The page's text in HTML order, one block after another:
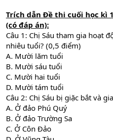
Trích dẫn Đề thi cuối học kì
(có đáp án):
Câu 1: Chị Sáu tham gia hoạt
nhiêu tuổi? (0,5 điểm)
A. Mười lăm tuổi
B. Mười sáu tuổi
C. Mười hai tuổi
D. Mười tám tuổi
Câu 2: Chị Sáu bị giặc bắt và
A. Ở đảo Phú Quý
B. Ở đảo Trường Sa
C. Ở Côn Đảo